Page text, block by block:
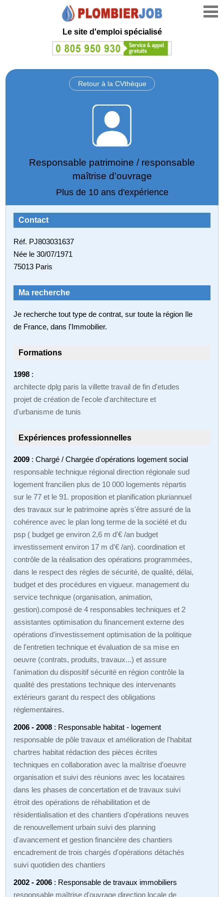
Le site d'emploi spécialisé
Retour à la CVthèque
Responsable patrimoine / responsable
maîtrise d'ouvrage
Plus de 10 ans d'expérience
Contact
Réf. PJ803031637
Née le 30/07/1971
75013 Paris
Ma recherche
Je recherche tout type de contrat, sur toute la région Ile
de France, dans l'Immobilier.
Formations
1998 :
architecte dplg paris la villette travail de fin d'etudes
projet de création de l'ecole d'architecture et
d'urbanisme de tunis
Expériences professionnelles
2009 : Chargé / Chargée d'opérations logement social
responsable technique régional direction régionale sud
logement francilien plus de 10 000 logements répartis
sur le 77 et le 91. proposition et planification pluriannuel
des travaux sur le patrimoine après s'être assuré de la
cohérence avec le plan long terme de la société et du
psp ( budget ge environ 2,6 m d'€ /an budget
investissement environ 17 m d'€ /an). coordination et
contrôle de la réalisation des opérations programmées,
dans le respect des règles de sécurité, de qualité, délai,
budget et des procédures en vigueur. management du
service technique (organisation, animation,
gestion).composé de 4 responsables techniques et 2
assistantes optimisation du financement externe des
opérations d'investissement optimisation de la politique
de l'entretien technique et évaluation de sa mise en
oeuvre (contrats, produits, travaux...) et assure
l'animation du dispositif sécurité en région contrôle la
qualité des prestations technique des intervenants
extérieurs garant du respect des obligations
réglementaires.
2006 - 2008 : Responsable habitat - logement
responsable de pôle travaux et amélioration de l'habitat
chartres habitat rédaction des pièces écrites
techniques en collaboration avec la maîtrise d'oeuvre
organisation et suivi des réunions avec les locataires
dans les phases de concertation et de travaux suivi
étroit des opérations de réhabilitation et de
résidentialisation et des chantiers d'opérations neuves
de renouvellement urbain suivi des planning
d'avancement et gestion financière des chantiers
encadrement de trois chargés d'opérations détachés
suivi quotidien des chantiers
2002 - 2006 : Responsable de travaux immobiliers
responsable maîtrise d'ouvrage direction locale de